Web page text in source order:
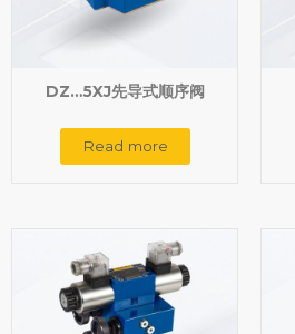
DZ…5XJ先导式顺序阀
Read more